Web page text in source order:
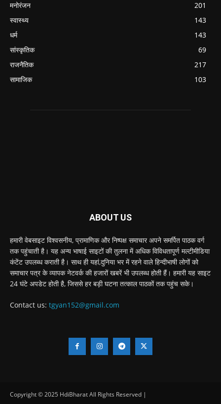
मनोरंजन
201
स्वास्थ्य
143
धर्म
143
सांस्कृतिक
69
राजनैतिक
217
सामाजिक
103
ABOUT US
हमारी वेबसाइट विश्वसनीय, प्रामाणिक और निष्पक्ष समाचार अपने समर्पित पाठक वर्ग
तक पहुंचाती है। यह अन्य भाषाई साइटों की तुलना में अधिक विविधतापूर्ण मल्टीमीडिया
कंटेंट उपलब्ध कराती है। साथ ही यहां,दुनिया भर में रहने वाले हिन्दीभाषी लोगों को
समाचार पत्र के व्यापक नेटवर्क की हजारों खबरें भी उपलब्ध होती हैं। हमारी यह साइट
24 घंटे अपडेट होती है, जिससे हर बड़ी घटना तत्काल पाठकों तक पहुंच सके।
Contact us: tgyan152@gmail.com
Copyright © 2025 HdiBharat All Rights Reserved |